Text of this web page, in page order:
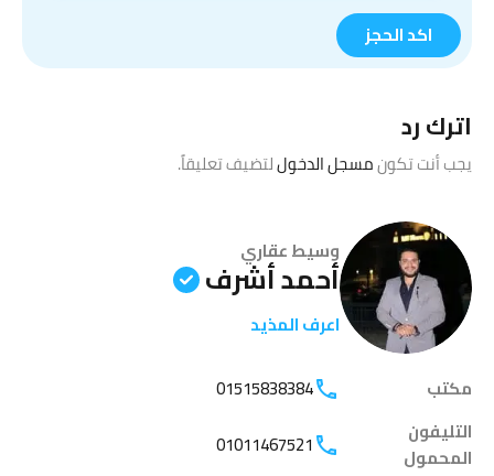
اترك رد
يجب أنت تكونمسجل الدخوللتضيف تعليقاً.
وسيط عقاري
أحمد أشرف
اعرف المذيد
مكتب
01515838384
التليفون
المحمول
01011467521